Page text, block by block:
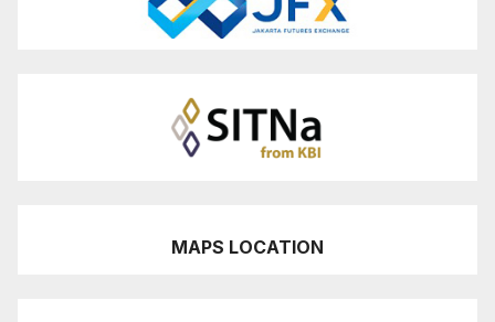
MAPS LOCATION